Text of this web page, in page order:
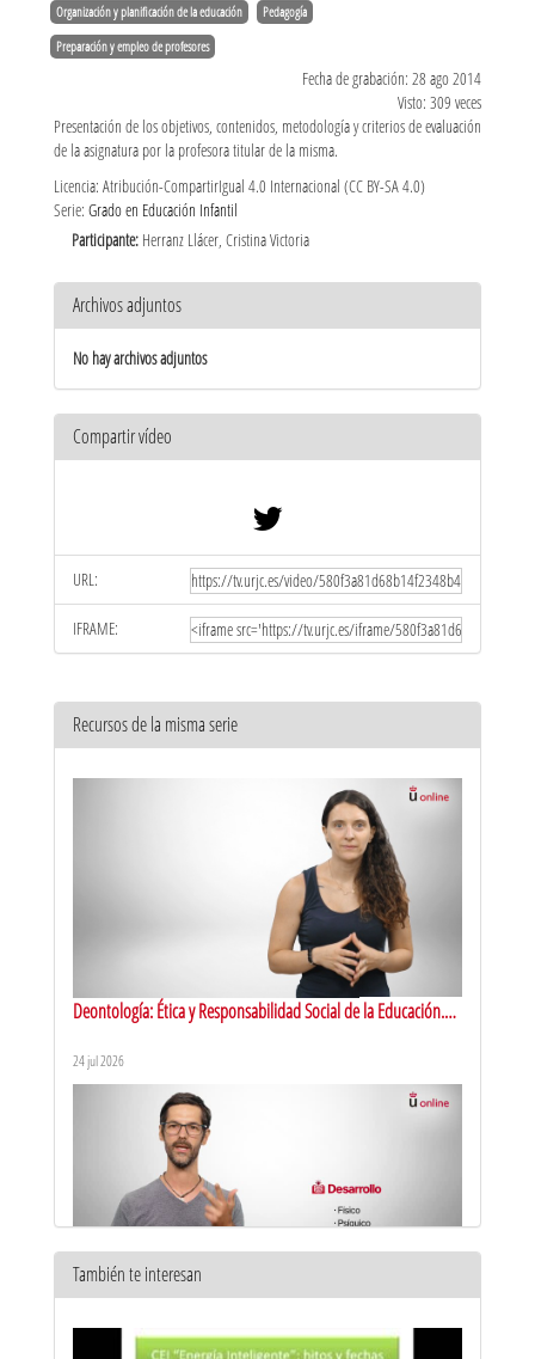
Organización y planificación de la educación Pedagogía
Preparación y empleo de profesores
Fecha de grabación: 28 ago 2014
Visto: 309 veces
Presentación de los objetivos, contenidos, metodología y criterios de evaluación
de la asignatura por la profesora titular de la misma.
Licencia: Atribución-CompartirIgual 4.0 Internacional (CC BY-SA 4.0)
Serie: Grado en Educación Infantil
Participante: Herranz Llácer, Cristina Victoria
Archivos adjuntos
No hay archivos adjuntos
Compartir vídeo
URL:
IFRAME:
Recursos de la misma serie
Deontología: Ética y Responsabilidad Social de la Educación.
24 jul 2026
También te interesan